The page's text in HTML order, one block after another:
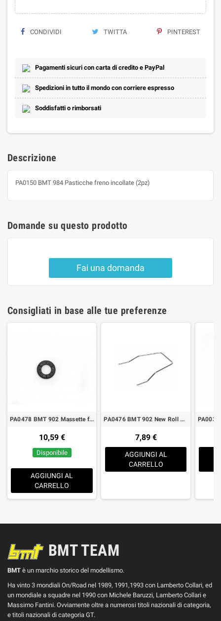
CONDIVIDI TWITTA PINTEREST
Pagamenti sicuri con carta di credito e PayPal
Spedizioni in tutto il mondo con corriere espresso
Soddisfatti o rimborsati
Descrizione
PA0150 BMT 984 Pasticche freno incollate (2pz)
Domande su questo prodotto
Fai una domanda
Consigliati in base alle tue preferenze
PA0478 BMT 902 Massette frizione New
10,59 €
Disponibile
AGGIUNGI AL
CARRELLO
PA0476 BMT 902 New Roll bar
7,89 €
AGGIUNGI AL
CARRELLO
BMT TEAM
BMT è un marchio storico del modellismo.
Ha vinto 3 mondiali On/Road nel 1989, 1991,1993 con Lamberto Collari, ed
un mondiale a squadre nel 1990 con Michele Baruzzi, Lamberto Collari e
Massimo Fantini. Ovviamente oltre a numerosi titoli nazionali di categoria,
e titoli nazionali di categoria GT.